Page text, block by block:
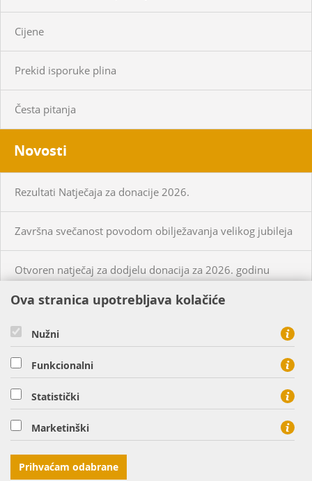
Cijene
Prekid isporuke plina
Česta pitanja
Novosti
Rezultati Natječaja za donacije 2026.
Završna svečanost povodom obilježavanja velikog jubileja
Otvoren natječaj za dodjelu donacija za 2026. godinu
KUPCI
CIJENE PLINA I USLUGA
HEP PLIN d.o.o. - član HEP grupe, Cara Hadrijana 7, 31000
Osijek
tel: 0800 8813, fax: 031 207 113
Ova stranica upotrebljava kolačiće
Nužni
Funkcionalni
Statistički
Marketinški
Prihvaćam odabrane